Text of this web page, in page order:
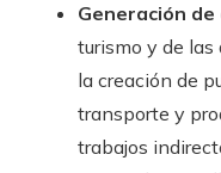
Generación de
turismo y de
la creación de
transporte y
trabajos